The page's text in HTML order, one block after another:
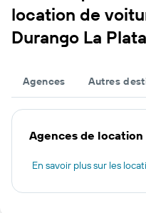
location de
Durango La
Agences Autres
Agences de
En savoir plus sur les